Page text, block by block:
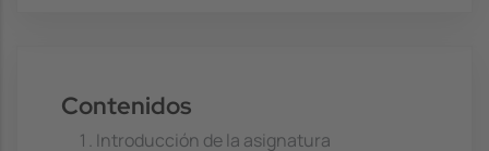
Contenidos
Introducción de la asignatura